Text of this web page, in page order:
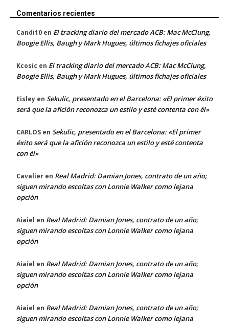
Comentarios recientes
Candi10 en El tracking diario del mercado ACB: Mac McClung,
Boogie Ellis, Baugh y Mark Hugues, últimos fichajes oficiales
Kcosic en El tracking diario del mercado ACB: Mac McClung,
Boogie Ellis, Baugh y Mark Hugues, últimos fichajes oficiales
Eisley en Sekulic, presentado en el Barcelona: «El primer éxito
será que la afición reconozca un estilo y esté contenta con él»
CARLOS en Sekulic, presentado en el Barcelona: «El primer
éxito será que la afición reconozca un estilo y esté contenta
con él»
Cavalier en Real Madrid: Damian Jones, contrato de un año;
siguen mirando escoltas con Lonnie Walker como lejana
opción
Aiaiel en Real Madrid: Damian Jones, contrato de un año;
siguen mirando escoltas con Lonnie Walker como lejana
opción
Aiaiel en Real Madrid: Damian Jones, contrato de un año;
siguen mirando escoltas con Lonnie Walker como lejana
opción
Aiaiel en Real Madrid: Damian Jones, contrato de un año;
siguen mirando escoltas con Lonnie Walker como lejana